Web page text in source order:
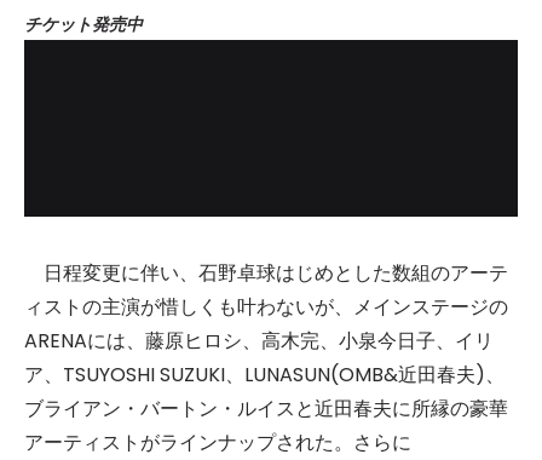
チケット発売中
⽇程変更に伴い、⽯野卓球はじめとした数組のアーテ
ィストの主演が惜しくも叶わないが、メインステージの
ARENAには、藤原ヒロシ、⾼⽊完、⼩泉今⽇⼦、イリ
ア、TSUYOSHI SUZUKI、LUNASUN(OMB&近⽥春夫)、
ブライアン・バートン・ルイスと近⽥春夫に所縁の豪華
アーティストがラインナップされた。さらに